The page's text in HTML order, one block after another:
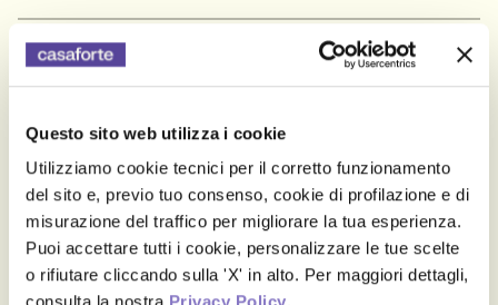
Questo sito web utilizza i cookie
Utilizziamo cookie tecnici per il corretto funzionamento
del sito e, previo tuo consenso, cookie di profilazione e di
misurazione del traffico per migliorare la tua esperienza.
Puoi accettare tutti i cookie, personalizzare le tue scelte
o rifiutare cliccando sulla 'X' in alto. Per maggiori dettagli,
Contattaci
Via Angelo Emo 13/E, 00136 Roma
Contattaci Scopri la sede
Self storage Sanremo
Via Aurelia, 1, 18038 Sanremo
Dove sono i depositi Casaforte?
sicuro?
Quali sono gli oggetti che posso
depositare?
Posso usare il box come magazzino per la
mia azienda?